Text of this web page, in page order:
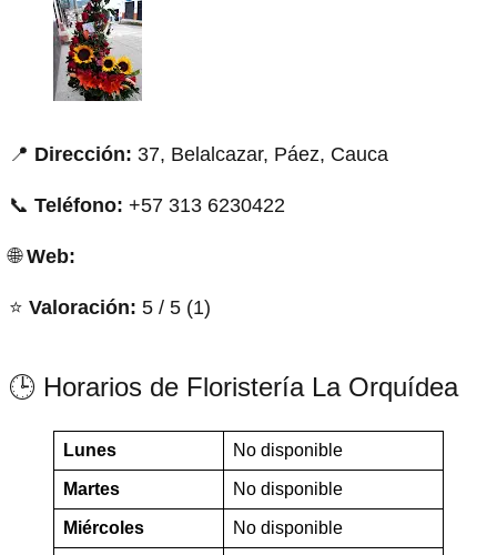
📍 Dirección: 37, Belalcazar, Páez, Cauca
📞 Teléfono: +57 313 6230422
🌐Web:
⭐ Valoración: 5 / 5 (1)
🕒 Horarios de Floristería La Orquídea
Lunes No disponible
Martes No disponible
Miércoles No disponible